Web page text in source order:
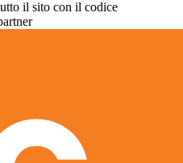
il sito con il codice